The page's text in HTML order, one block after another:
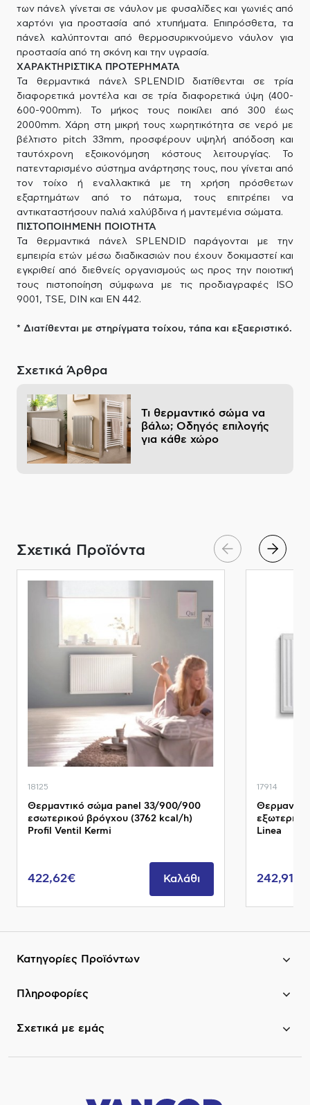
των πάνελ γίνεται σε νάυλον με φυσαλίδες και γωνιές από
χαρτόνι για προστασία από χτυπήματα. Επιπρόσθετα, τα
πάνελ καλύπτονται από θερμοσυρικνούμενο νάυλον για
προστασία από τη σκόνη και την υγρασία.
ΧΑΡΑΚΤΗΡΙΣΤΙΚΑ ΠΡΟΤΕΡΗΜΑΤΑ
Τα θερμαντικά πάνελ SPLENDID διατίθενται σε τρία
διαφορετικά μοντέλα και σε τρία διαφορετικά ύψη (400-
600-900mm). Το μήκος τους ποικίλει από 300 έως
2000mm. Χάρη στη μικρή τους χωρητικότητα σε νερό με
βέλτιστο pitch 33mm, προσφέρουν υψηλή απόδοση και
ταυτόχρονη εξοικονόμηση κόστους λειτουργίας. Το
πατενταρισμένο σύστημα ανάρτησης τους, που γίνεται από
τον τοίχο ή εναλλακτικά με τη χρήση πρόσθετων
εξαρτημάτων από το πάτωμα, τους επιτρέπει να
αντικαταστήσουν παλιά χαλύβδινα ή μαντεμένια σώματα.
ΠΙΣΤΟΠΟΙΗΜΕΝΗ ΠΟΙΟΤΗΤΑ
Τα θερμαντικά πάνελ SPLENDID παράγονται με την
εμπειρία ετών μέσω διαδικασιών που έχουν δοκιμαστεί και
εγκριθεί από διεθνείς οργανισμούς ως προς την ποιοτική
τους πιστοποίηση σύμφωνα με τις προδιαγραφές ISO
9001, TSE, DIN και EN 442.
* Διατίθενται με στηρίγματα τοίχου, τάπα και εξαεριστικό.
Σχετικά Άρθρα
Τι θερμαντικό σώμα να
βάλω; Οδηγός επιλογής
για κάθε χώρο
Σχετικά Προϊόντα
18125
Θερμαντικό σώμα panel 33/900/900
εσωτερικού βρόγχου (3762 kcal/h)
Profil Ventil Kermi
422,62€ Καλάθι
17914
Linea
242,91€
Κατηγορίες Προϊόντων
Πληροφορίες
Σχετικά με εμάς